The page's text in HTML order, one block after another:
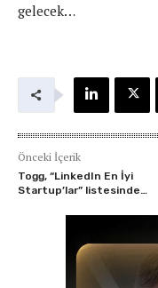
gelecek…
Önceki İçerik
Togg, “LinkedIn En İyi
Startup’lar” listesinde…